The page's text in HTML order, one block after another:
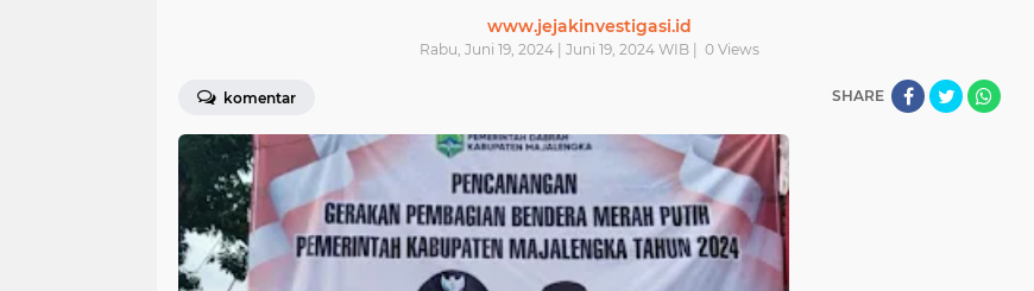
www.jejakinvestigasi.id
Rabu, Juni 19, 2024 | Juni 19, 2024 WIB | 0 Views
komentar SHARE